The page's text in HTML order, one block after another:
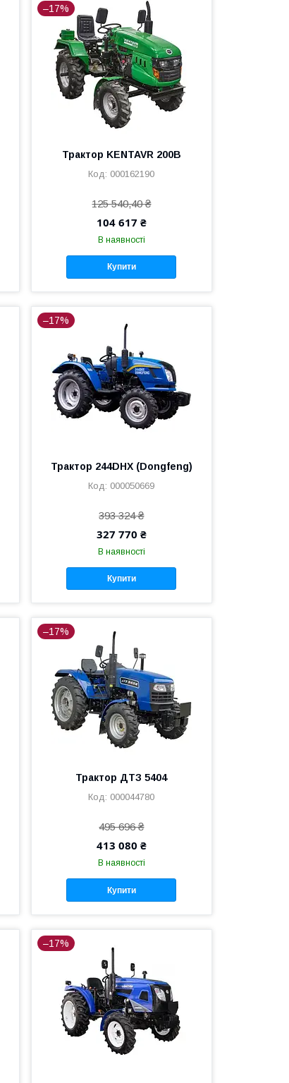
–17%
Трактор KENTAVR 200B
000162190
125 540,40 ₴
104 617 ₴
В наявності
Купити
–17%
Трактор 244DHX (Dongfeng)
000050669
393 324 ₴
327 770 ₴
В наявності
Купити
–17%
Трактор ДТЗ 5404
000044780
495 696 ₴
413 080 ₴
В наявності
Купити
–17%